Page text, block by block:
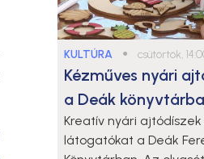
KULTÚRA ● csütörtök,
Kézműves nyári
a Deák
Kreatív nyári
látogatókat a Deák